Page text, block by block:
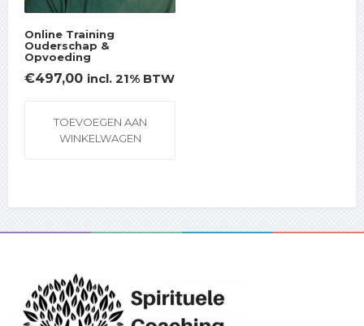
Online Training
Ouderschap &
Opvoeding
€497,00 incl. 21% BTW
TOEVOEGEN AAN
WINKELWAGEN